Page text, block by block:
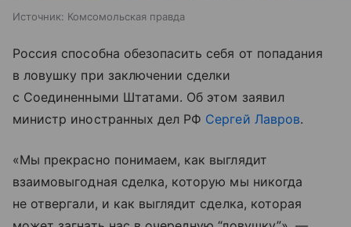
Источник: Комсомольская правда
Россия способна обезопасить себя от попадания
в ловушку при заключении сделки
с Соединенными Штатами. Об этом заявил
министр иностранных дел РФ Сергей Лавров.
«Мы прекрасно понимаем, как выглядит
взаимовыгодная сделка, которую мы никогда
не отвергали, и как выглядит сделка, которая